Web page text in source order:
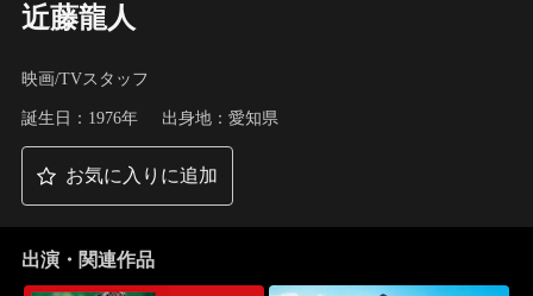
近藤龍人
映画/TVスタッフ
誕生日：1976年 出身地：愛知県
お気に入りに追加
出演・関連作品